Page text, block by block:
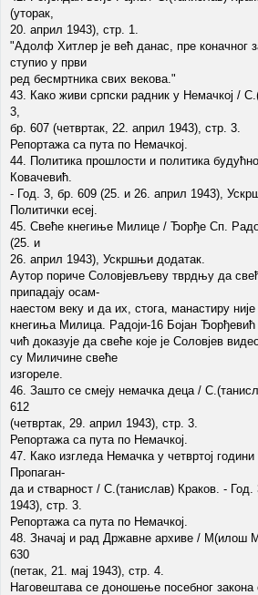
(уторак,
20. април 1943), стр. 1.
"Адолф Хитлер је већ данас, пре коначног
ступио у први
ред бесмртника свих векова."
43. Како живи српски радник у Немачкој /
3,
бр. 607 (четвртак, 22. април 1943), стр. 3.
Репортажа са пута по Немачкој.
44. Политика прошлости и политика
Ковачевић.
- Год. 3, бр. 609 (25. и 26. април 1943),
Политички есеј.
45. Свеће кнегиње Милице / Ђорђе Сп.
(25. и
26. април 1943), Ускршњи додатак.
Аутор пориче Соловјевљеву тврдњу да
припадају осам-
наестом веку и да их, стога, манастиру
кнегиња Милица. Радоји-16 Бојан Ђорђевић
чић доказује да свеће које је Соловјев
су Миличине свеће
изгореле.
46. Зашто се смеју немачка деца /
612
(четвртак, 29. април 1943), стр. 3.
Репортажа са пута по Немачкој.
47. Како изгледа Немачка у четвртој години
Пропаган-
да и стварност / С.(танислав) Краков. - Год.
1943), стр. 3.
Репортажа са пута по Немачкој.
48. Значај и рад Државне архиве / М(илош
630
(петак, 21. мај 1943), стр. 4.
Наговештава се доношење посебног закона